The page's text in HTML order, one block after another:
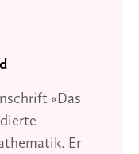
«Das
Er